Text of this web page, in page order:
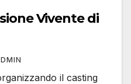
Vivente di
il casting